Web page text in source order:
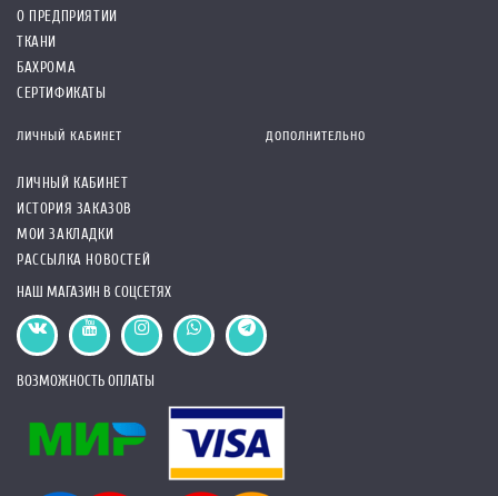
О ПРЕДПРИЯТИИ
ТКАНИ
БАХРОМА
СЕРТИФИКАТЫ
ЛИЧНЫЙ КАБИНЕТ
ЛИЧНЫЙ КАБИНЕТ
ИСТОРИЯ ЗАКАЗОВ
МОИ ЗАКЛАДКИ
РАССЫЛКА НОВОСТЕЙ
ДОПОЛНИТЕЛЬНО
НАШ МАГАЗИН В СОЦСЕТЯХ
ВОЗМОЖНОСТЬ ОПЛАТЫ